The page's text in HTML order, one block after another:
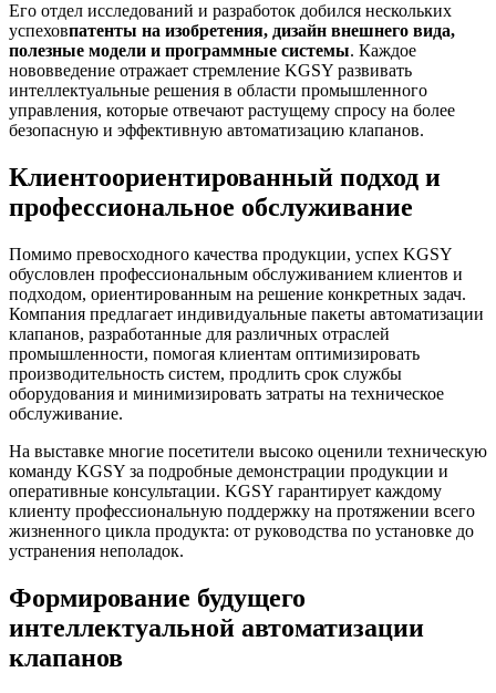
Его отдел исследований и разработок добился нескольких
успеховпатенты на изобретения, дизайн внешнего вида,
полезные модели и программные системы. Каждое
нововведение отражает стремление KGSY развивать
интеллектуальные решения в области промышленного
управления, которые отвечают растущему спросу на более
безопасную и эффективную автоматизацию клапанов.
Клиентоориентированный подход и
профессиональное обслуживание
Помимо превосходного качества продукции, успех KGSY
обусловлен профессиональным обслуживанием клиентов и
подходом, ориентированным на решение конкретных задач.
Компания предлагает индивидуальные пакеты автоматизации
клапанов, разработанные для различных отраслей
промышленности, помогая клиентам оптимизировать
производительность систем, продлить срок службы
оборудования и минимизировать затраты на техническое
обслуживание.
На выставке многие посетители высоко оценили техническую
команду KGSY за подробные демонстрации продукции и
оперативные консультации. KGSY гарантирует каждому
клиенту профессиональную поддержку на протяжении всего
жизненного цикла продукта: от руководства по установке до
устранения неполадок.
Формирование будущего
интеллектуальной автоматизации
клапанов